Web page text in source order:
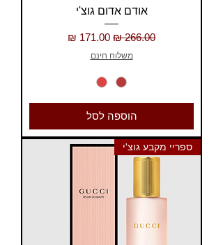
אודם אדום גוצ'י
מחיר רגיל מחיר מבצע
משלוח חינם
הוספה לסל
ספריי מקבע גוצ'י